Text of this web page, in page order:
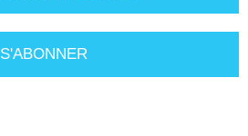
S'ABONNER